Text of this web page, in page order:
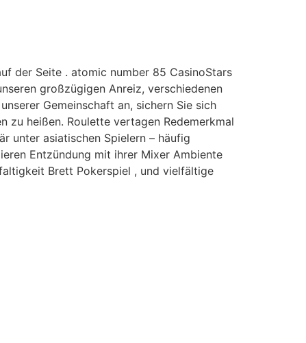
der Seite . atomic number 85 CasinoStars
großzügigen Anreiz, verschiedenen
Gemeinschaft an, sichern Sie sich
zu heißen. Roulette vertagen Redemerkmal
unter asiatischen Spielern – häufig
Entzündung mit ihrer Mixer Ambiente
Brett Pokerspiel , und vielfältige